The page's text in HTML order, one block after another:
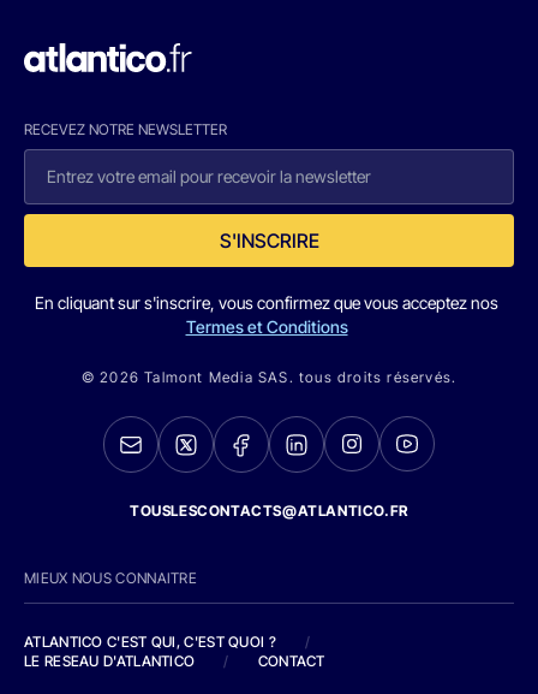
RECEVEZ NOTRE NEWSLETTER
S'INSCRIRE
En cliquant sur s'inscrire, vous confirmez que vous acceptez nos
Termes et Conditions
© 2026 Talmont Media SAS. tous droits réservés.
TOUSLESCONTACTS@ATLANTICO.FR
MIEUX NOUS CONNAITRE
ATLANTICO C'EST QUI, C'EST QUOI ?
/
LE RESEAU D'ATLANTICO
/ CONTACT